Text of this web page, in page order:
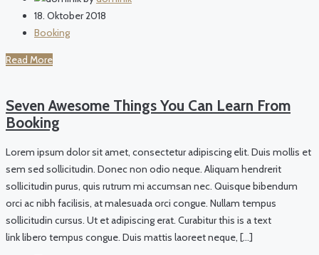
18. Oktober 2018
Booking
Read More
Seven Awesome Things You Can Learn From
Booking
Lorem ipsum dolor sit amet, consectetur adipiscing elit. Duis mollis et
sem sed sollicitudin. Donec non odio neque. Aliquam hendrerit
sollicitudin purus, quis rutrum mi accumsan nec. Quisque bibendum
orci ac nibh facilisis, at malesuada orci congue. Nullam tempus
sollicitudin cursus. Ut et adipiscing erat. Curabitur this is a text
link libero tempus congue. Duis mattis laoreet neque, […]